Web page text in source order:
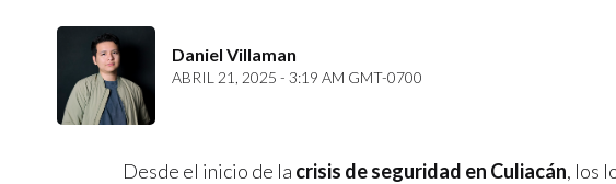
Daniel Villaman
ABRIL 21, 2025 - 3:19 AM GMT-0700
Desde el inicio de la crisis de seguridad en Culiacán, los